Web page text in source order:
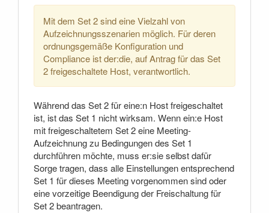
Mit dem Set 2 sind eine Vielzahl von
Aufzeichnungsszenarien möglich. Für deren
ordnungsgemäße Konfiguration und
Compliance ist der:die, auf Antrag für das Set
2 freigeschaltete Host, verantwortlich.
Während das Set 2 für eine:n Host freigeschaltet
ist, ist das Set 1 nicht wirksam. Wenn ein:e Host
mit freigeschaltetem Set 2 eine Meeting-
Aufzeichnung zu Bedingungen des Set 1
durchführen möchte, muss er:sie selbst dafür
Sorge tragen, dass alle Einstellungen entsprechend
Set 1 für dieses Meeting vorgenommen sind oder
eine vorzeitige Beendigung der Freischaltung für
Set 2 beantragen.